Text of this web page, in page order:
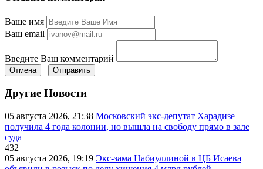
Ваше имя
Ваш email
Введите Ваш комментарий
Отмена Отправить
Другие Новости
05 августа 2026, 21:38 Московский экс-депутат Харадизе
получила 4 года колонии, но вышла на свободу прямо в зале
суда
432
05 августа 2026, 19:19 Экс-зама Набиуллиной в ЦБ Исаева